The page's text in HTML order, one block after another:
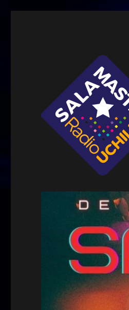
Sala Master